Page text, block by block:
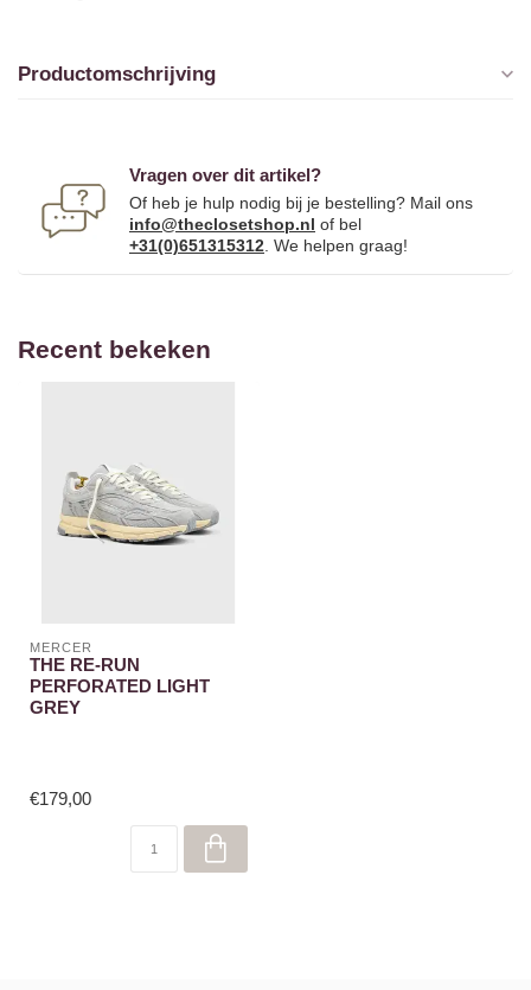
Productomschrijving
Vragen over dit artikel?
Of heb je hulp nodig bij je bestelling? Mail ons
info@theclosetshop.nl of bel
+31(0)651315312 . We helpen graag!
Recent bekeken
MERCER
THE RE-RUN
PERFORATED LIGHT
GREY
€179,00